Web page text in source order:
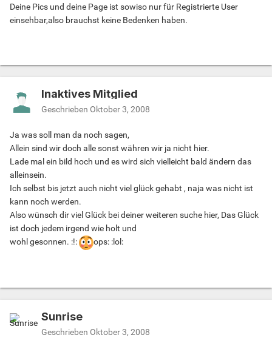
Deine Pics und deine Page ist sowiso nur für Registrierte User
einsehbar,also brauchst keine Bedenken haben.
Inaktives Mitglied
Geschrieben Oktober 3, 2008
Ja was soll man da noch sagen,
Allein sind wir doch alle sonst währen wir ja nicht hier.
Lade mal ein bild hoch und es wird sich vielleicht bald ändern das
alleinsein.
Ich selbst bis jetzt auch nicht viel glück gehabt , naja was nicht ist
kann noch werden.
Also wünsch dir viel Glück bei deiner weiteren suche hier, Das Glück
ist doch jedem irgend wie holt und
wohl gesonnen. :!:
ops: :lol:
Sunrise
Geschrieben Oktober 3, 2008